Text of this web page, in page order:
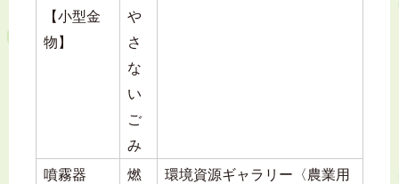
【小型金
物】
や
さ
な
い
ご
み
噴霧器
燃
環境資源ギャラリー〈農業用